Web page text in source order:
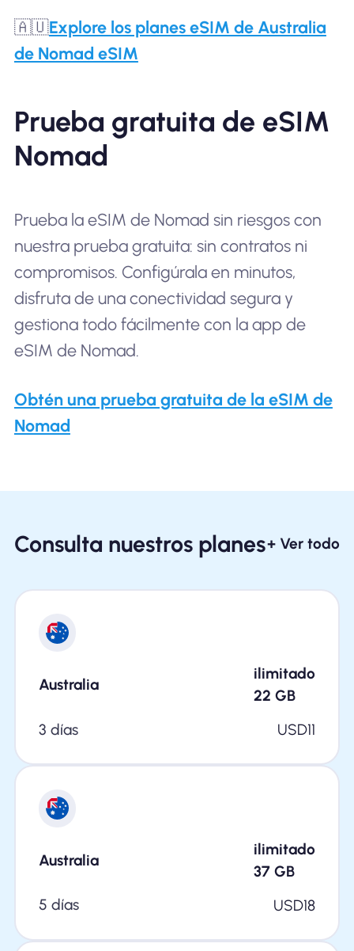
🇦🇺Explore los planes eSIM de Australia
de Nomad eSIM
Prueba gratuita de eSIM
Nomad
Prueba la eSIM de Nomad sin riesgos con
nuestra prueba gratuita: sin contratos ni
compromisos. Configúrala en minutos,
disfruta de una conectividad segura y
gestiona todo fácilmente con la app de
eSIM de Nomad.
Obtén una prueba gratuita de la eSIM de
Nomad
Consulta nuestros planes+ Ver todo
Australia
ilimitado
22 GB
3 días
USD11
Australia
ilimitado
37 GB
5 días
USD18